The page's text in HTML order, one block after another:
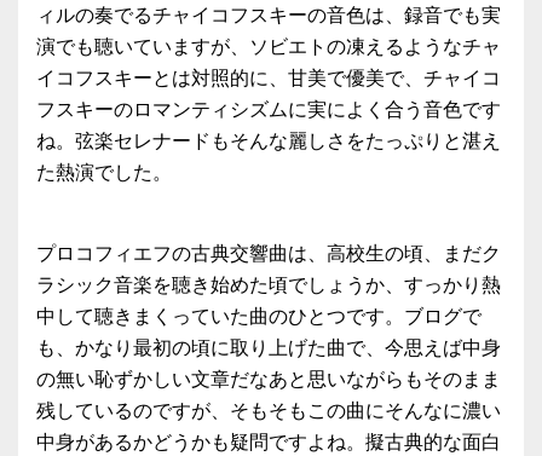
ィルの奏でるチャイコフスキーの音色は、録音でも実
演でも聴いていますが、ソビエトの凍えるようなチャ
イコフスキーとは対照的に、甘美で優美で、チャイコ
フスキーのロマンティシズムに実によく合う音色です
ね。弦楽セレナードもそんな麗しさをたっぷりと湛え
た熱演でした。
プロコフィエフの古典交響曲は、高校生の頃、まだク
ラシック音楽を聴き始めた頃でしょうか、すっかり熱
中して聴きまくっていた曲のひとつです。ブログで
も、かなり最初の頃に取り上げた曲で、今思えば中身
の無い恥ずかしい文章だなあと思いながらもそのまま
残しているのですが、そもそもこの曲にそんなに濃い
中身があるかどうかも疑問ですよね。擬古典的な面白